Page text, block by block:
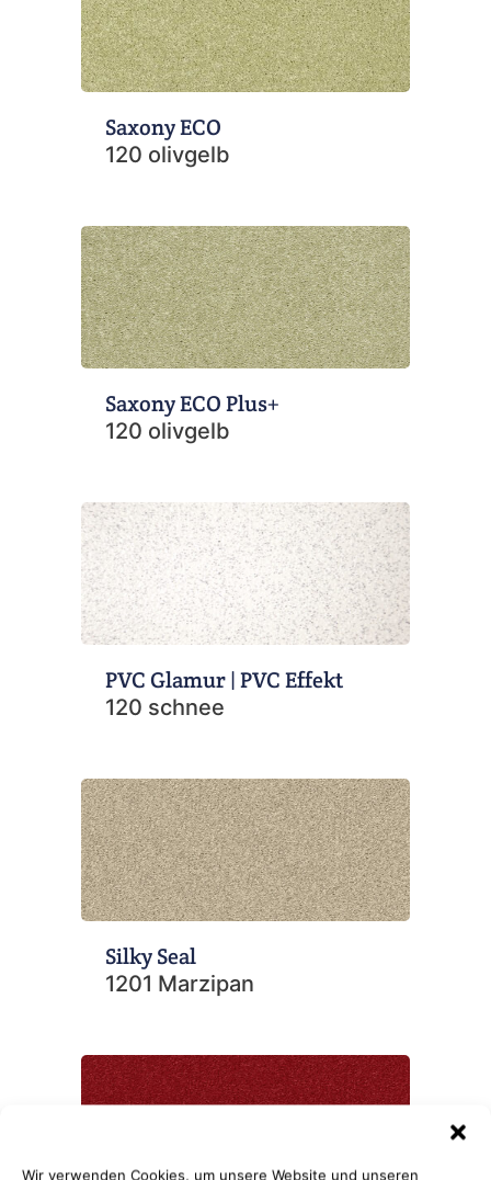
Wir verwenden Cookies, um unsere Website und unseren
Saxony ECO
120 olivgelb
Saxony ECO Plus+
120 olivgelb
PVC Glamur | PVC Effekt
120 schnee
Silky Seal
1201 Marzipan